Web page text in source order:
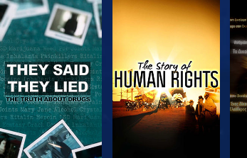
ΠΑΡΑΚΟΛΟΥΘΗΣΤΕ ΠΑΡΑΚΟΛΟΥΘΗΣΤΕ